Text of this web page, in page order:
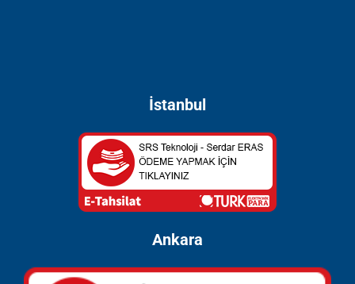
İstanbul
Ankara